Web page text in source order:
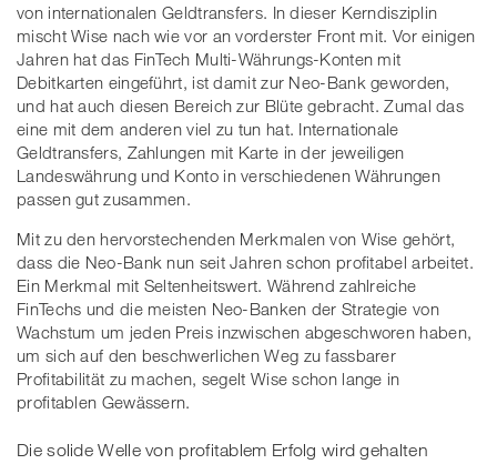
von internationalen Geldtransfers. In dieser Kerndisziplin
mischt Wise nach wie vor an vorderster Front mit. Vor einigen
Jahren hat das FinTech Multi-Währungs-Konten mit
Debitkarten eingeführt, ist damit zur Neo-Bank geworden,
und hat auch diesen Bereich zur Blüte gebracht. Zumal das
eine mit dem anderen viel zu tun hat. Internationale
Geldtransfers, Zahlungen mit Karte in der jeweiligen
Landeswährung und Konto in verschiedenen Währungen
passen gut zusammen.
Mit zu den hervorstechenden Merkmalen von Wise gehört,
dass die Neo-Bank nun seit Jahren schon profitabel arbeitet.
Ein Merkmal mit Seltenheitswert. Während zahlreiche
FinTechs und die meisten Neo-Banken der Strategie von
Wachstum um jeden Preis inzwischen abgeschworen haben,
um sich auf den beschwerlichen Weg zu fassbarer
Profitabilität zu machen, segelt Wise schon lange in
profitablen Gewässern.
Die solide Welle von profitablem Erfolg wird gehalten